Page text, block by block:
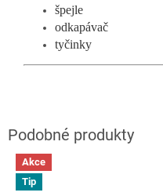
špejle
odkapávač
tyčinky
Akce
Tip